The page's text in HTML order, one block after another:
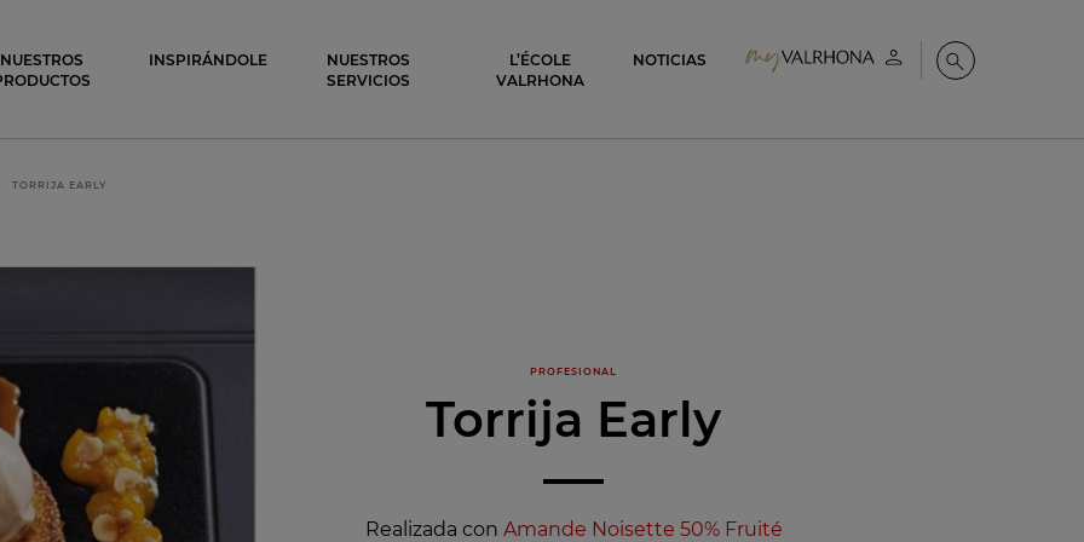
Mi cuenta Buscar
NUESTROS
INSPIRÁNDOLE
NUESTROS
SERVICIOS
L’ÉCOLE
VALRHONA
NOTICIAS
TORRIJA EARLY
PROFESIONAL
Torrija Early
Realizada con Amande Noisette 50% Fruité